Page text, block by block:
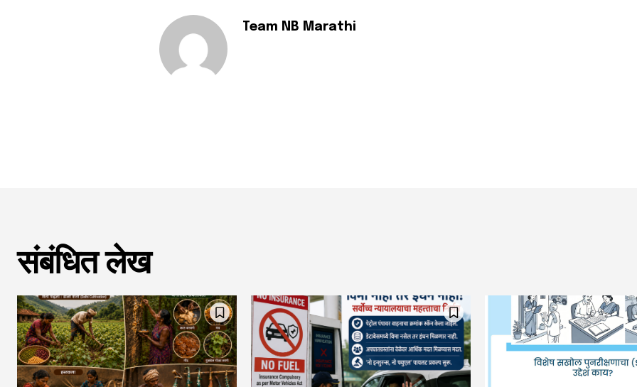
Team NB Marathi
संबंधित लेख